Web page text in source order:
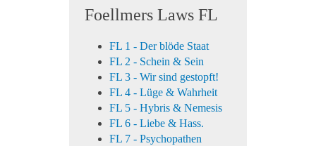
Foellmers Laws FL
FL 1 - Der blöde Staat
FL 2 - Schein & Sein
FL 3 - Wir sind gestopft!
FL 4 - Lüge & Wahrheit
FL 5 - Hybris & Nemesis
FL 6 - Liebe & Hass.
FL 7 - Psychopathen